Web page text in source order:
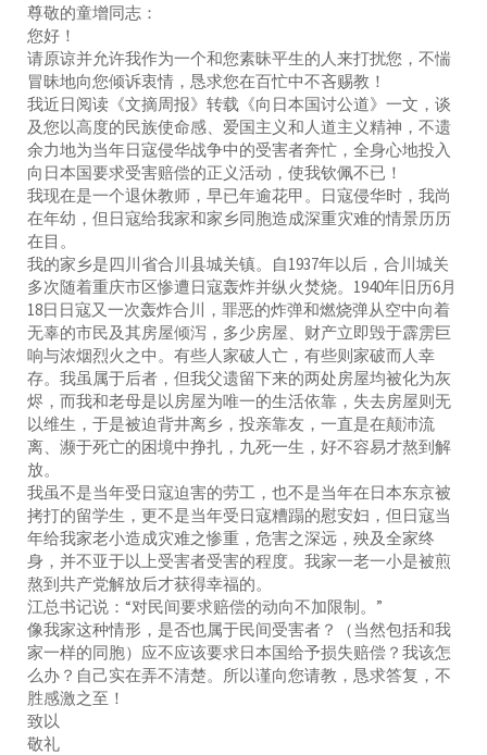
尊敬的童增同志：
您好！
请原谅并允许我作为一个和您素昧平生的人来打扰您，不惴
冒昧地向您倾诉衷情，恳求您在百忙中不吝赐教！
我近日阅读《文摘周报》转载《向日本国讨公道》一文，谈
及您以高度的民族使命感、爱国主义和人道主义精神，不遗
余力地为当年日寇侵华战争中的受害者奔忙，全身心地投入
向日本国要求受害赔偿的正义活动，使我钦佩不已！
我现在是一个退休教师，早已年逾花甲。日寇侵华时，我尚
在年幼，但日寇给我家和家乡同胞造成深重灾难的情景历历
在目。
我的家乡是四川省合川县城关镇。自1937年以后，合川城关
多次随着重庆市区惨遭日寇轰炸并纵火焚烧。1940年旧历6月
18日日寇又一次轰炸合川，罪恶的炸弹和燃烧弹从空中向着
无辜的市民及其房屋倾泻，多少房屋、财产立即毁于霹雳巨
响与浓烟烈火之中。有些人家破人亡，有些则家破而人幸
存。我虽属于后者，但我父遗留下来的两处房屋均被化为灰
烬，而我和老母是以房屋为唯一的生活依靠，失去房屋则无
以维生，于是被迫背井离乡，投亲靠友，一直是在颠沛流
离、濒于死亡的困境中挣扎，九死一生，好不容易才熬到解
放。
我虽不是当年受日寇迫害的劳工，也不是当年在日本东京被
拷打的留学生，更不是当年受日寇糟蹋的慰安妇，但日寇当
年给我家老小造成灾难之惨重，危害之深远，殃及全家终
身，并不亚于以上受害者受害的程度。我家一老一小是被煎
熬到共产党解放后才获得幸福的。
江总书记说：“对民间要求赔偿的动向不加限制。”
像我家这种情形，是否也属于民间受害者？（当然包括和我
家一样的同胞）应不应该要求日本国给予损失赔偿？我该怎
么办？自己实在弄不清楚。所以谨向您请教，恳求答复，不
胜感激之至！
致以
敬礼